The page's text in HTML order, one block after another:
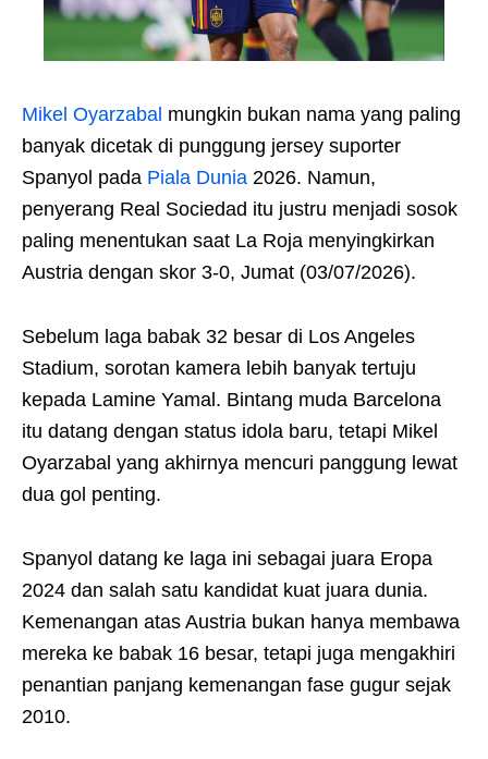
Mikel Oyarzabal mungkin bukan nama yang paling
banyak dicetak di punggung jersey suporter
Spanyol pada Piala Dunia 2026. Namun,
penyerang Real Sociedad itu justru menjadi sosok
paling menentukan saat La Roja menyingkirkan
Austria dengan skor 3-0, Jumat (03/07/2026).
Sebelum laga babak 32 besar di Los Angeles
Stadium, sorotan kamera lebih banyak tertuju
kepada Lamine Yamal. Bintang muda Barcelona
itu datang dengan status idola baru, tetapi Mikel
Oyarzabal yang akhirnya mencuri panggung lewat
dua gol penting.
Spanyol datang ke laga ini sebagai juara Eropa
2024 dan salah satu kandidat kuat juara dunia.
Kemenangan atas Austria bukan hanya membawa
mereka ke babak 16 besar, tetapi juga mengakhiri
penantian panjang kemenangan fase gugur sejak
2010.